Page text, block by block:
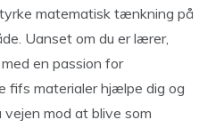
matematisk tænkning på
Uanset om du er lærer,
en passion for
fifs materialer hjælpe dig og
vejen mod at blive som